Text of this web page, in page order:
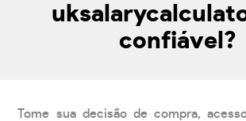
confiável?
Tome sua decisão de compra,